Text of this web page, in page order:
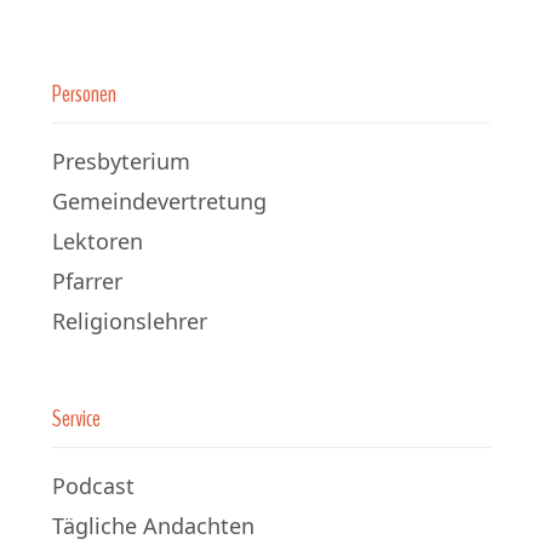
Personen
Presbyterium
Gemeindevertretung
Lektoren
Pfarrer
Religionslehrer
Service
Podcast
Tägliche Andachten